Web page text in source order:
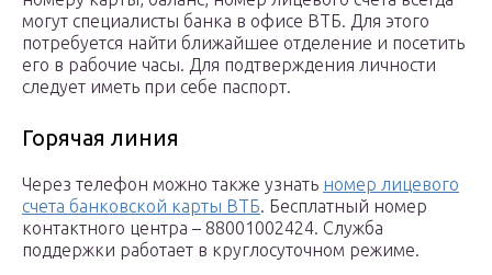
могут специалисты банка в офисе ВТБ. Для этого
потребуется найти ближайшее отделение и посетить
его в рабочие часы. Для подтверждения личности
следует иметь при себе паспорт.
Горячая линия
Через телефон можно также узнать номер лицевого
счета банковской карты ВТБ. Бесплатный номер
контактного центра – 88001002424. Служба
поддержки работает в круглосуточном режиме.